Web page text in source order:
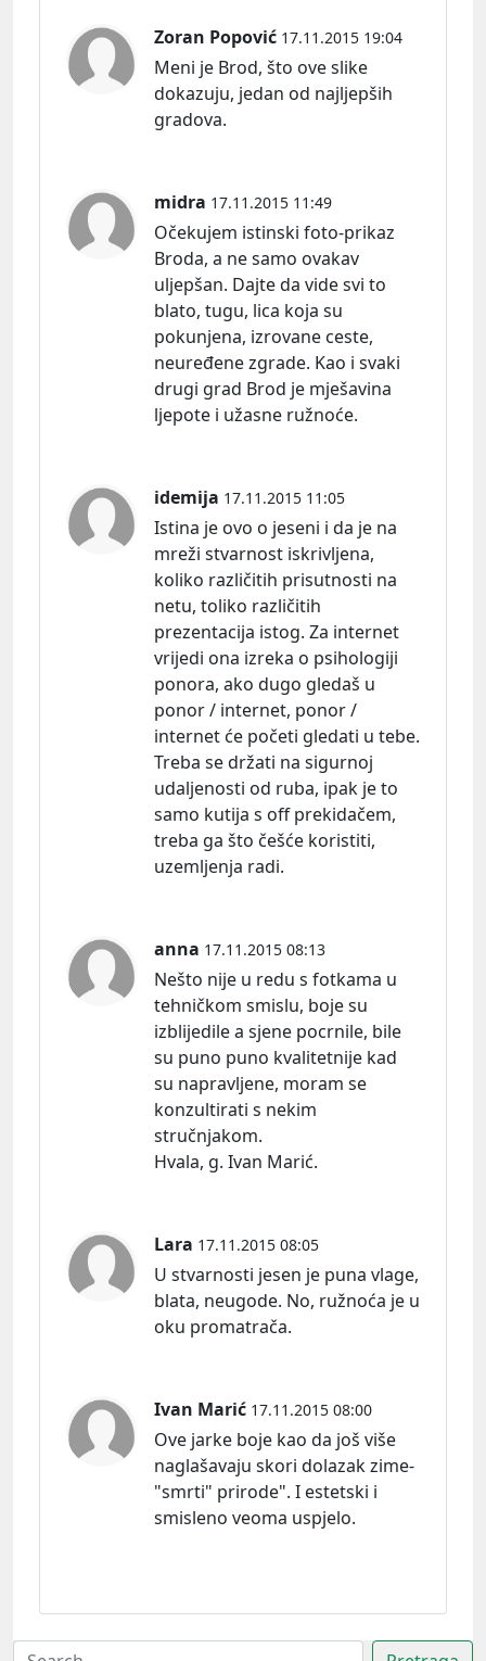
Zoran Popović 17.11.2015 19:04
Meni je Brod, što ove slike
dokazuju, jedan od najljepših
gradova.
midra 17.11.2015 11:49
Očekujem istinski foto-prikaz
Broda, a ne samo ovakav
uljepšan. Dajte da vide svi to
blato, tugu, lica koja su
pokunjena, izrovane ceste,
neuređene zgrade. Kao i svaki
drugi grad Brod je mješavina
ljepote i užasne ružnoće.
idemija 17.11.2015 11:05
Istina je ovo o jeseni i da je na
mreži stvarnost iskrivljena,
koliko različitih prisutnosti na
netu, toliko različitih
prezentacija istog. Za internet
vrijedi ona izreka o psihologiji
ponora, ako dugo gledaš u
ponor / internet, ponor /
internet će početi gledati u tebe.
Treba se držati na sigurnoj
udaljenosti od ruba, ipak je to
samo kutija s off prekidačem,
treba ga što češće koristiti,
uzemljenja radi.
anna 17.11.2015 08:13
Nešto nije u redu s fotkama u
tehničkom smislu, boje su
izblijedile a sjene pocrnile, bile
su puno puno kvalitetnije kad
su napravljene, moram se
konzultirati s nekim
stručnjakom.
Hvala, g. Ivan Marić.
Lara 17.11.2015 08:05
U stvarnosti jesen je puna vlage,
blata, neugode. No, ružnoća je u
oku promatrača.
Ivan Marić 17.11.2015 08:00
Ove jarke boje kao da još više
naglašavaju skori dolazak zime-
"smrti" prirode". I estetski i
smisleno veoma uspjelo.